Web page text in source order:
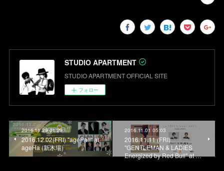
STUDIO APARTMENT
STUDIO APARTMENT OFFICIAL SITE
フォロー
2016.11.29 01:29
2016.12.02(FRI) "agePa!!" at
ageHa (新木場)
2016.11.01 05:03
2016.11.11 (FRI)
"GENTLEMAN & LADIES
Energized by Red Bull" at …